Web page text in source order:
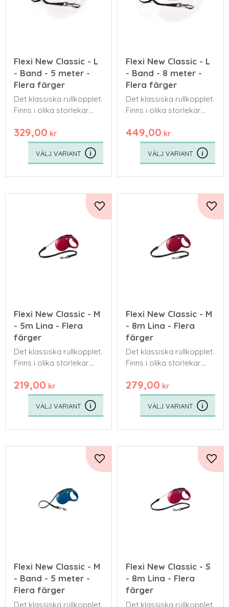
Flexi New Classic - L
- Band - 5 meter -
Flera färger
Det klassiska rullkopplet.
Finns i olika storlekar
med ett bredare band
eller en tunnare lina.
329,00 kr
Flexi New Classic - L
- Band - 8 meter -
Flera färger
Det klassiska rullkopplet.
Finns i olika storlekar
med ett bredare band
eller en tunnare lina.
449,00 kr
Flexi New Classic - M
- 5m Lina - Flera
färger
Det klassiska rullkopplet.
Finns i olika storlekar
med ett bredare band
eller en tunnare lina.
219,00 kr
Lägg till i favoriter
Flexi New Classic - M
- 8m Lina - Flera
färger
Det klassiska rullkopplet.
Finns i olika storlekar
med ett bredare band
eller en tunnare lina.
279,00 kr
Flexi New Classic - M
- Band - 5 meter -
Flera färger
Det klassiska rullkopplet.
Lägg till i favoriter
Flexi New Classic - S
- 8m Lina - Flera
färger
Det klassiska rullkopplet.